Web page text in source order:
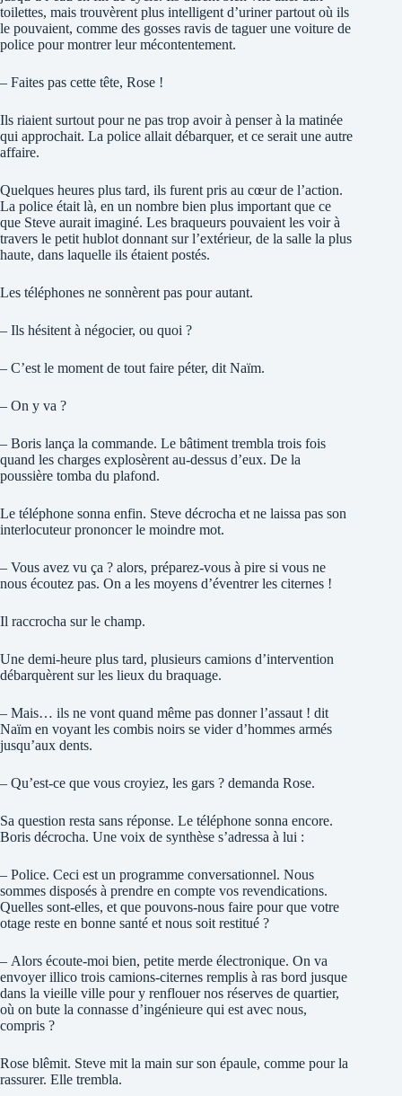
toilettes, mais trouvèrent plus intelligent d’uriner partout où ils
le pouvaient, comme des gosses ravis de taguer une voiture de
police pour montrer leur mécontentement.
– Faites pas cette tête, Rose !
Ils riaient surtout pour ne pas trop avoir à penser à la matinée
qui approchait. La police allait débarquer, et ce serait une autre
affaire.
Quelques heures plus tard, ils furent pris au cœur de l’action.
La police était là, en un nombre bien plus important que ce
que Steve aurait imaginé. Les braqueurs pouvaient les voir à
travers le petit hublot donnant sur l’extérieur, de la salle la plus
haute, dans laquelle ils étaient postés.
Les téléphones ne sonnèrent pas pour autant.
– Ils hésitent à négocier, ou quoi ?
– C’est le moment de tout faire péter, dit Naïm.
– On y va ?
– Boris lança la commande. Le bâtiment trembla trois fois
quand les charges explosèrent au-dessus d’eux. De la
poussière tomba du plafond.
Le téléphone sonna enfin. Steve décrocha et ne laissa pas son
interlocuteur prononcer le moindre mot.
– Vous avez vu ça ? alors, préparez-vous à pire si vous ne
nous écoutez pas. On a les moyens d’éventrer les citernes !
Il raccrocha sur le champ.
Une demi-heure plus tard, plusieurs camions d’intervention
débarquèrent sur les lieux du braquage.
– Mais… ils ne vont quand même pas donner l’assaut ! dit
Naïm en voyant les combis noirs se vider d’hommes armés
jusqu’aux dents.
– Qu’est-ce que vous croyiez, les gars ? demanda Rose.
Sa question resta sans réponse. Le téléphone sonna encore.
Boris décrocha. Une voix de synthèse s’adressa à lui :
– Police. Ceci est un programme conversationnel. Nous
sommes disposés à prendre en compte vos revendications.
Quelles sont-elles, et que pouvons-nous faire pour que votre
otage reste en bonne santé et nous soit restitué ?
– Alors écoute-moi bien, petite merde électronique. On va
envoyer illico trois camions-citernes remplis à ras bord jusque
dans la vieille ville pour y renflouer nos réserves de quartier,
où on bute la connasse d’ingénieure qui est avec nous,
compris ?
Rose blêmit. Steve mit la main sur son épaule, comme pour la
rassurer. Elle trembla.